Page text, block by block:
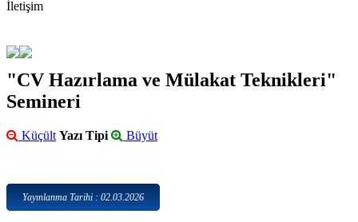
İletişim
"CV Hazırlama ve Mülakat Teknikleri"
Semineri
Küçült Yazı Tipi Büyüt
Yayınlanma Tarihi : 02.03.2026